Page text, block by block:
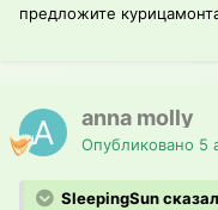
предложите
anna molly
Опубликовано 5
SleepingSun